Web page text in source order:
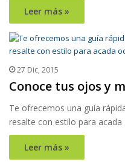
Leer más »
27 Dic, 2015
Conoce tus ojos y
Te ofrecemos una guía
resalte con estilo para acada
Leer más »